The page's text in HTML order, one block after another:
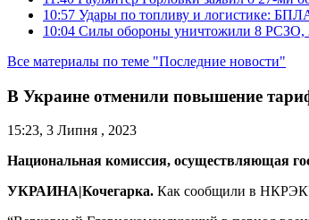
10:57 Удары по топливу и логистике:
10:04 Силы обороны уничтожили 8 РСЗО, 2
Все материалы по теме "Последние новости"
В Украине отменили повышение
15:23, 3 Липня , 2023
Национальная комиссия, осуществляющая
УКРАИНА|Кочегарка. Как сообщили в